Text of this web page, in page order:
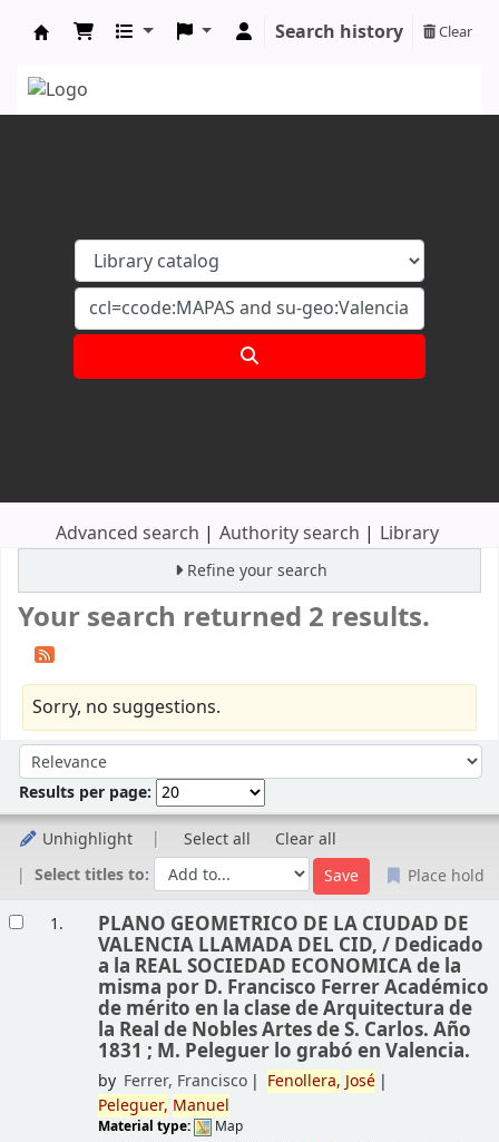
Search history Clear
Advanced search Authority search Library
Refine your search
Your search returned 2 results.
Sorry, no suggestions.
Sort by:
Results per page:
Unhighlight Select all
Clear all
Select titles to:
Place hold
1. PLANO GEOMETRICO DE LA CIUDAD DE
VALENCIA LLAMADA DEL CID, / Dedicado
a la REAL SOCIEDAD ECONOMICA de la
misma por D. Francisco Ferrer Académico
de mérito en la clase de Arquitectura de
la Real de Nobles Artes de S. Carlos. Año
1831 ; M. Peleguer lo grabó en Valencia.
by Ferrer, Francisco Fenollera, José
Peleguer, Manuel
Material type:
Map